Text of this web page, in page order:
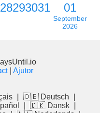
28293031 01
September
2026
| Ajutor
🇩🇪 Deutsch
🇩🇰 Dansk